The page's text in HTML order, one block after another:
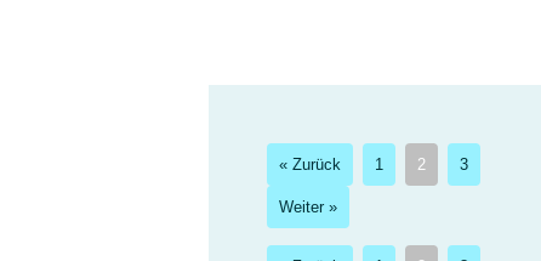
« Zurück 1 2 3
Weiter »